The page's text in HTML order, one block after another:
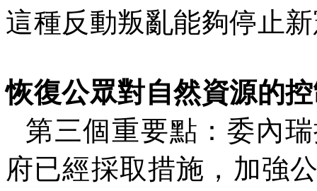
這種反動叛亂能夠停止
恢復公眾對自然資源的
第三個重要點：委內
府已經採取措施，加強